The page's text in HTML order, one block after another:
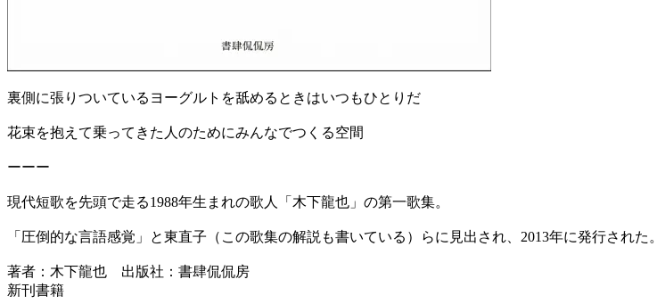
裏側に張りついているヨーグルトを舐めるときはいつもひとりだ
花束を抱えて乗ってきた人のためにみんなでつくる空間
ーーー
現代短歌を先頭で走る1988年生まれの歌人「木下龍也」の第一歌集。
「圧倒的な言語感覚」と東直子（この歌集の解説も書いている）らに見出され、2013年に発行された。
著者：木下龍也 出版社：書肆侃侃房
新刊書籍